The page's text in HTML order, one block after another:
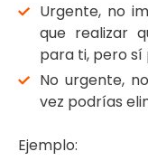
Urgente, no
que realizar
para ti, pero
No urgente,
vez podrías
Ejemplo: